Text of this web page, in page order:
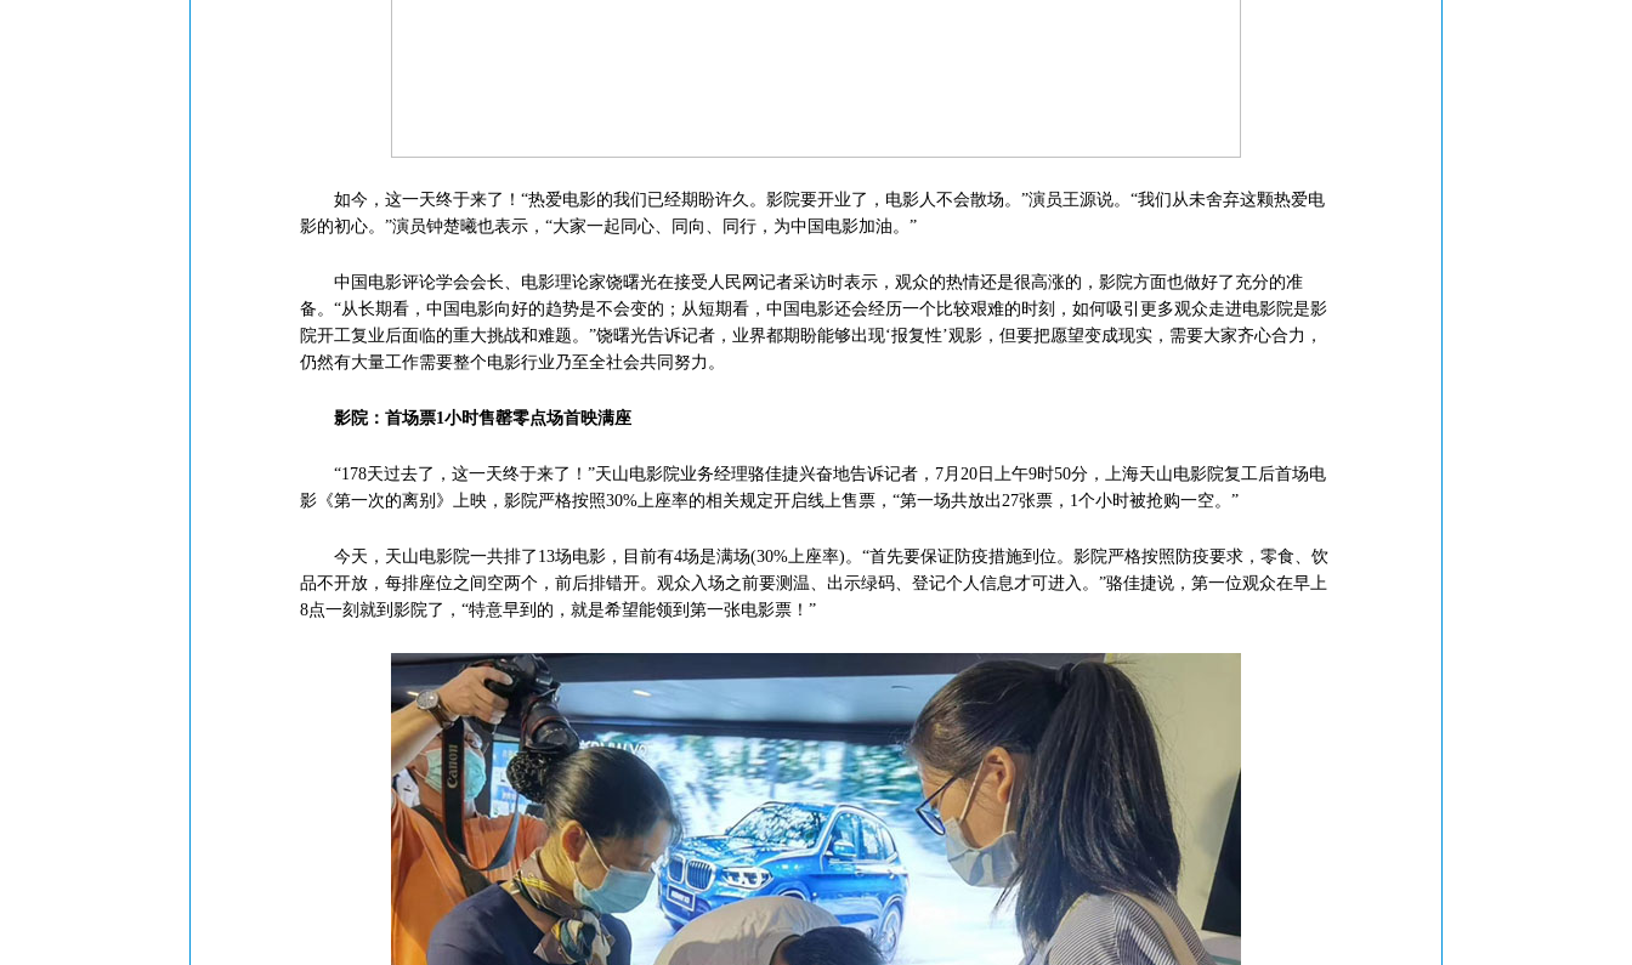
如今，这一天终于来了！“热爱电影的我们已经期盼许久。影院要开业了，电影人不会散场。”演员王源说。“我们从未舍弃这颗热爱电
影的初心。”演员钟楚曦也表示，“大家一起同心、同向、同行，为中国电影加油。”
中国电影评论学会会长、电影理论家饶曙光在接受人民网记者采访时表示，观众的热情还是很高涨的，影院方面也做好了充分的准
备。“从长期看，中国电影向好的趋势是不会变的；从短期看，中国电影还会经历一个比较艰难的时刻，如何吸引更多观众走进电影院是影
院开工复业后面临的重大挑战和难题。”饶曙光告诉记者，业界都期盼能够出现‘报复性’观影，但要把愿望变成现实，需要大家齐心合力，
仍然有大量工作需要整个电影行业乃至全社会共同努力。
影院：首场票1小时售罄零点场首映满座
“178天过去了，这一天终于来了！”天山电影院业务经理骆佳捷兴奋地告诉记者，7月20日上午9时50分，上海天山电影院复工后首场电
影《第一次的离别》上映，影院严格按照30%上座率的相关规定开启线上售票，“第一场共放出27张票，1个小时被抢购一空。”
今天，天山电影院一共排了13场电影，目前有4场是满场(30%上座率)。“首先要保证防疫措施到位。影院严格按照防疫要求，零食、饮
品不开放，每排座位之间空两个，前后排错开。观众入场之前要测温、出示绿码、登记个人信息才可进入。”骆佳捷说，第一位观众在早上
8点一刻就到影院了，“特意早到的，就是希望能领到第一张电影票！”